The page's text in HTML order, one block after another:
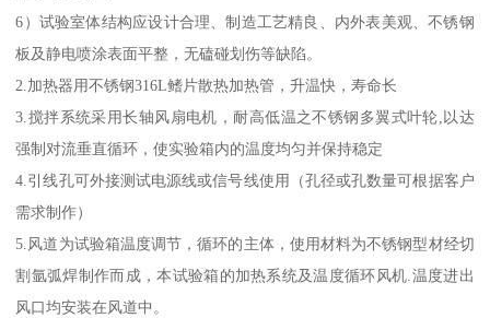
6）试验室体结构应设计合理、制造工艺精良、内外表美观、不锈钢
板及静电喷涂表面平整，无磕碰划伤等缺陷。
2.加热器用不锈钢316L鳍片散热加热管，升温快，寿命长
3.搅拌系统采用长轴风扇电机，耐高低温之不锈钢多翼式叶轮,以达
强制对流垂直循环，使实验箱内的温度均匀并保持稳定
4.引线孔可外接测试电源线或信号线使用（孔径或孔数量可根据客户
需求制作）
5.风道为试验箱温度调节，循环的主体，使用材料为不锈钢型材经切
割氩弧焊制作而成，本试验箱的加热系统及温度循环风机.温度进出
风口均安装在风道中。